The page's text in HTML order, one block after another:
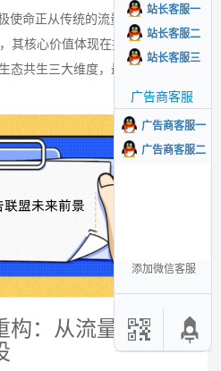
使命正从传统的流量中介向“技
其核心价值体现在技术伦理重
态共生三大维度，最终服务于
：从流量操控
站长客服一
站长客服二
站长客服三
广告商客服
广告商客服一
广告商客服二
添加微信客服